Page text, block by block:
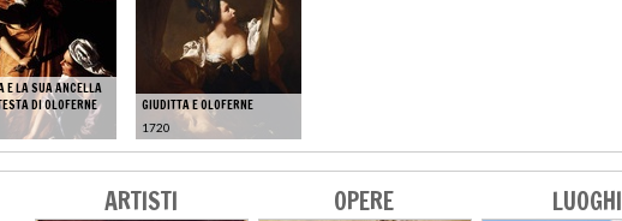
E LA SUA ANCELLA
DI OLOFERNE
GIUDITTA E OLOFERNE
1720
ARTISTI OPERE LUOGHI